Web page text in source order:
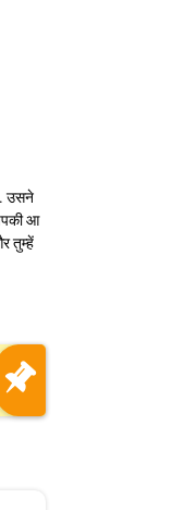
उसने
आ
तुम्हें